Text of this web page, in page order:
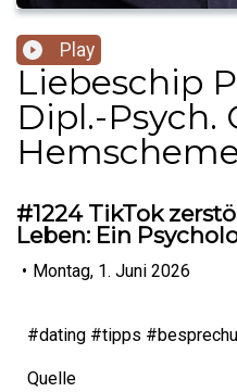
Play
Liebeschip
Dipl.-Psych.
#1224 TikTok
Leben: Ein
• Montag, 1. Juni 2026
#dating #tipps